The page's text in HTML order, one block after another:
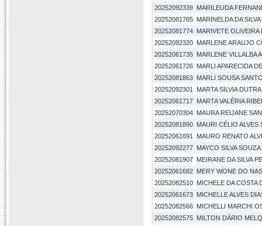
20252092339 MARILEUDA
20252081765 MARINELDA DA
20252081774 MARIVETE OLIVEIRA
20252092320 MARLENE ARAUJO
20252061735 MARLENE VILLALBA
20252061726 MARLI APARECIDA
20252081863 MARLI SOUSA
20252092301
MARTA SILVIA
20252061717 MARTA VALÉRIA
20252070304 MAURA REIJANE
20252081890 MAURI CÉLIO ALVES
20252061691
MAURO RENATO
20252092277 MAYCO SILVA SOUZA
20252081907 MEIRANE DA SILVA
20252061682 MERY WONE DO
20252082510 MICHELE DA COSTA
20252061673 MICHELLE ALVES
20252082566 MICHELLI MARCHI
20252082575 MILTON DÁRIO